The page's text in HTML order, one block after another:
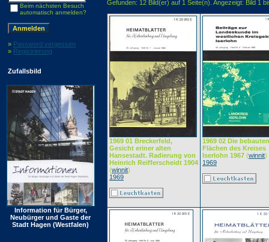
Beim nächsten Besuch
automatisch anmelden?
» Password vergessen
» Registrierung
Zufallsbild
Information für Bürger,
Neubürger und Gaste der
Stadt Hagen (Westfalen)
Gefunden: 12 Bild(er) auf 1 Seite(n). Angezeigt: Bild 1
1969 01 Breckerfeld,
Gesicht eriner alten
Hansestadt. Radierung von
Heinrich Reifferscheidt 1904
(winnit)
1969
1969 02 Die bebauten
Flächen des Kreises
Iserlohn 1967 (winnit)
1969